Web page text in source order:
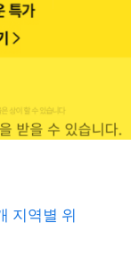
지역별 위